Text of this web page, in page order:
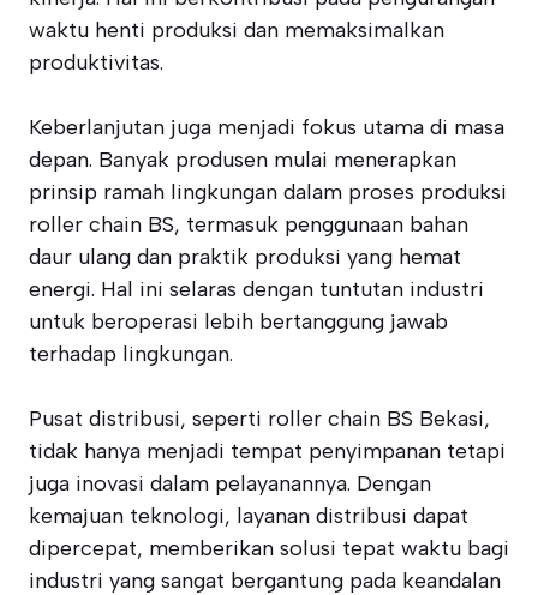
waktu henti produksi dan memaksimalkan
produktivitas.
Keberlanjutan juga menjadi fokus utama di masa
depan. Banyak produsen mulai menerapkan
prinsip ramah lingkungan dalam proses produksi
roller chain BS, termasuk penggunaan bahan
daur ulang dan praktik produksi yang hemat
energi. Hal ini selaras dengan tuntutan industri
untuk beroperasi lebih bertanggung jawab
terhadap lingkungan.
Pusat distribusi, seperti roller chain BS Bekasi,
tidak hanya menjadi tempat penyimpanan tetapi
juga inovasi dalam pelayanannya. Dengan
kemajuan teknologi, layanan distribusi dapat
dipercepat, memberikan solusi tepat waktu bagi
industri yang sangat bergantung pada keandalan